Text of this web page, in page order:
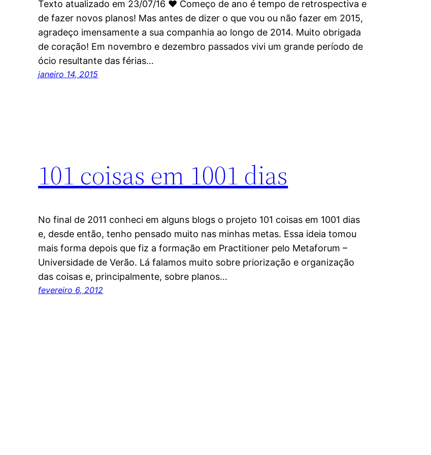
Texto atualizado em 23/07/16 ♥ Começo de ano é tempo de retrospectiva e
de fazer novos planos! Mas antes de dizer o que vou ou não fazer em 2015,
agradeço imensamente a sua companhia ao longo de 2014. Muito obrigada
de coração! Em novembro e dezembro passados vivi um grande período de
ócio resultante das férias…
janeiro 14, 2015
101 coisas em 1001 dias
No final de 2011 conheci em alguns blogs o projeto 101 coisas em 1001 dias
e, desde então, tenho pensado muito nas minhas metas. Essa ideia tomou
mais forma depois que fiz a formação em Practitioner pelo Metaforum –
Universidade de Verão. Lá falamos muito sobre priorização e organização
das coisas e, principalmente, sobre planos…
fevereiro 6, 2012